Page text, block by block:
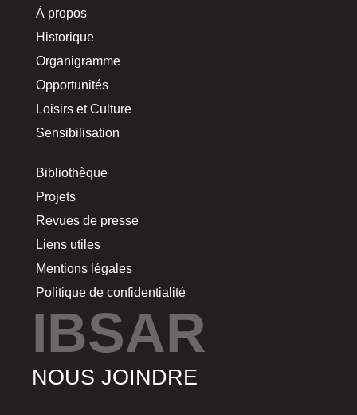
À propos
Historique
Organigramme
Opportunités
Loisirs et Culture
Sensibilisation
Bibliothèque
Projets
Revues de presse
Liens utiles
Mentions légales
Politique de confidentialité
IBSAR
NOUS JOINDRE